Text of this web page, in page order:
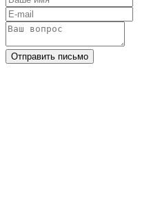
Отправить письмо